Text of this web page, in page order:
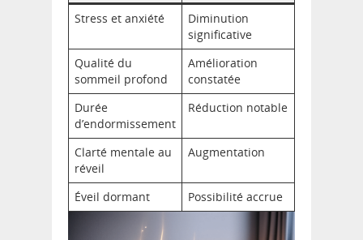
Stress et anxiété
Diminution
significative
Qualité du
sommeil profond
Amélioration
constatée
Durée
d’endormissement
Réduction notable
Clarté mentale au
réveil
Augmentation
Éveil dormant Possibilité accrue